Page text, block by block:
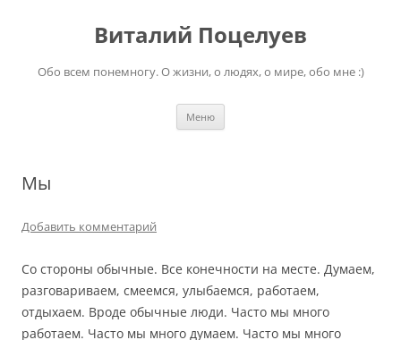
содержимомуВиталий Поцелуев
Обо всем понемногу. О жизни, о людях, о мире, обо мне :)
Меню
Мы
Добавить комментарий
Со стороны обычные. Все конечности на месте. Думаем,
разговариваем, смеемся, улыбаемся, работаем,
отдыхаем. Вроде обычные люди. Часто мы много
работаем. Часто мы много думаем. Часто мы много